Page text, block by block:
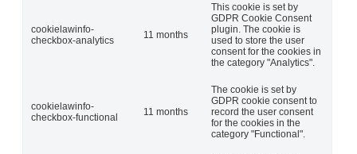
cookielawinfo-
checkbox-analytics
11 months
This cookie is set by
GDPR Cookie Consent
plugin. The cookie is
used to store the user
consent for the cookies in
the category "Analytics".
cookielawinfo-
checkbox-functional
11 months
The cookie is set by
GDPR cookie consent to
record the user consent
for the cookies in the
category "Functional".